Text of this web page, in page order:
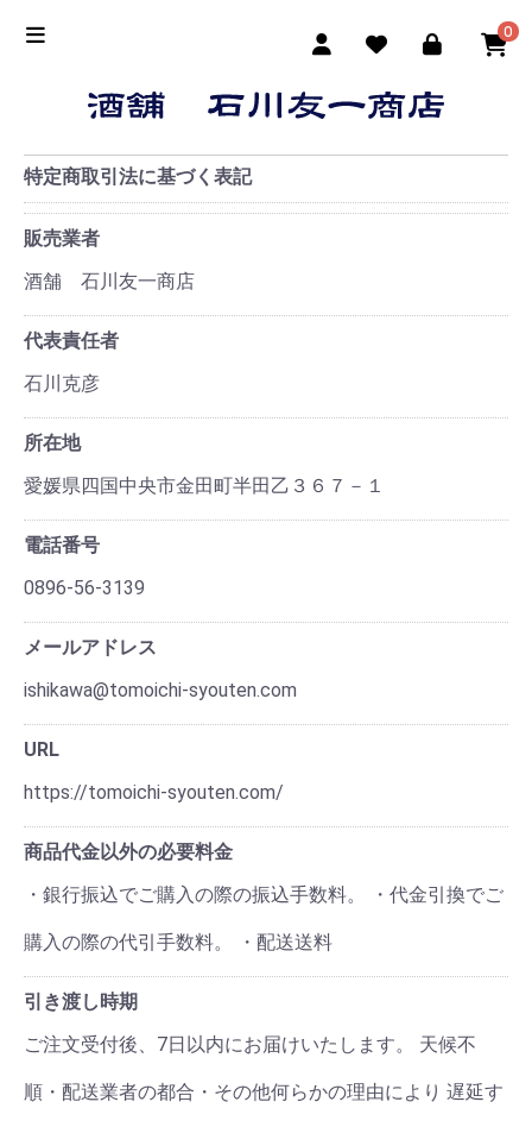
0
特定商取引法に基づく表記
販売業者
酒舗 石川友一商店
代表責任者
石川克彦
所在地
愛媛県四国中央市金田町半田乙３６７－１
電話番号
0896-56-3139
メールアドレス
ishikawa@tomoichi-syouten.com
URL
https://tomoichi-syouten.com/
商品代金以外の必要料金
・銀行振込でご購入の際の振込手数料。 ・代金引換でご
購入の際の代引手数料。 ・配送送料
引き渡し時期
ご注文受付後、7日以内にお届けいたします。 天候不
順・配送業者の都合・その他何らかの理由により 遅延す